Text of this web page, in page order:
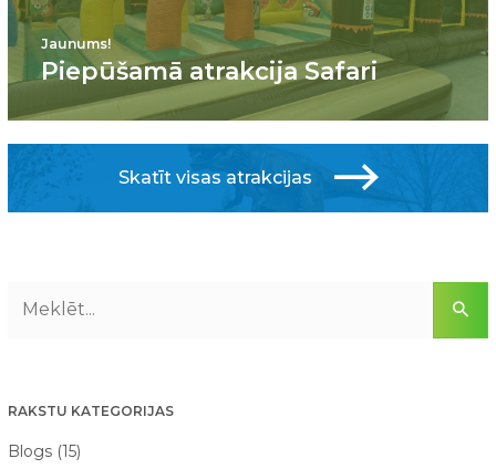
Jaunums!
Piepūšamā atrakcija Safari
Skatīt visas atrakcijas
RAKSTU KATEGORIJAS
Blogs (15)